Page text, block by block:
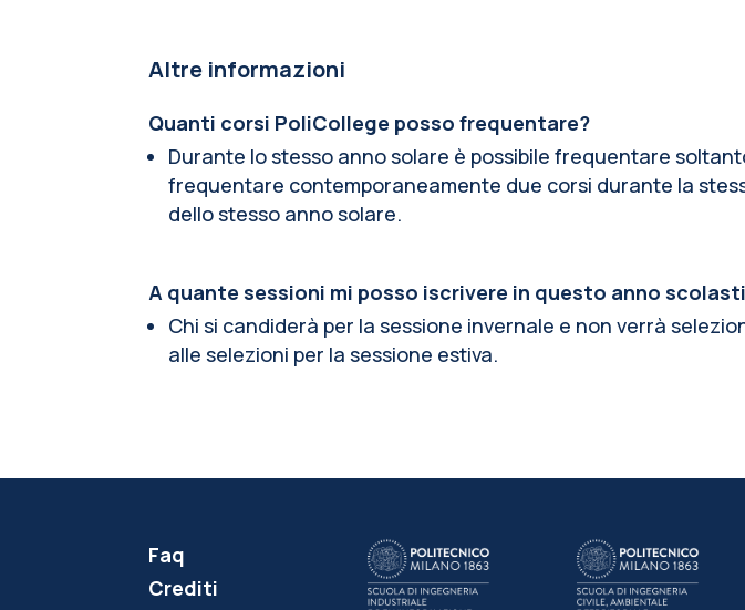
Altre informazioni
Quanti corsi PoliCollege posso frequentare?
Durante lo stesso anno solare è possibile frequentare
frequentare contemporaneamente due corsi durante la
dello stesso anno solare.
A quante sessioni mi posso iscrivere in questo anno
Chi si candiderà per la sessione invernale e non verrà
alle selezioni per la sessione estiva.
Faq
Crediti